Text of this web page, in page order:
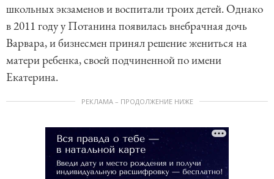
школьных экзаменов и воспитали троих детей. Однако
в 2011 году у Потанина появилась внебрачная дочь
Варвара, и бизнесмен принял решение жениться на
матери ребенка, своей подчиненной по имени
Екатерина.
РЕКЛАМА – ПРОДОЛЖЕНИЕ НИЖЕ